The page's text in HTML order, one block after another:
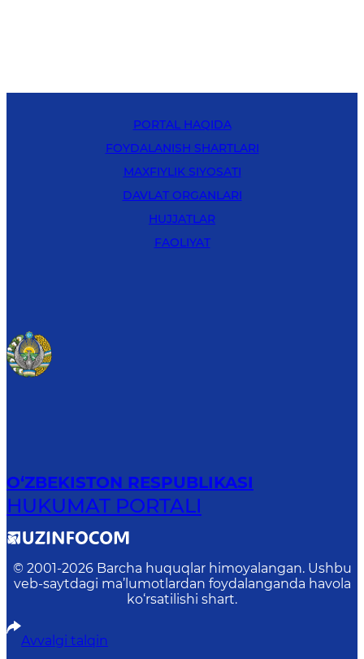
PORTAL HAQIDA
FOYDALANISH SHARTLARI
MAXFIYLIK SIYOSATI
DAVLAT ORGANLARI
HUJJATLAR
FAOLIYAT
O‘ZBEKISTON RESPUBLIKASI
HUKUMAT PORTALI
© 2001-2026 Barcha huquqlar himoyalangan. Ushbu
veb-saytdagi ma’lumotlardan foydalanganda havola
ko‘rsatilishi shart.
Avvalgi talqin